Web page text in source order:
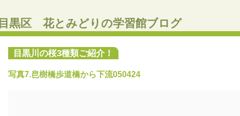
目黒区 花とみどりの学習館ブログ
目黒川の桜3種類ご紹介！
写真7.皀樹橋歩道橋から下流050424